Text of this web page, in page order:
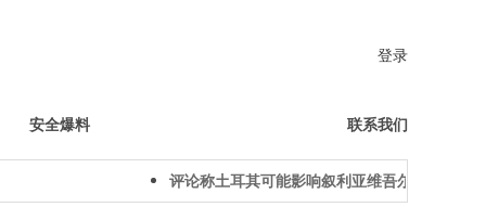
登录
安全爆料 联系我们
评论称土耳其可能影响叙利亚维吾尔人下一代身份